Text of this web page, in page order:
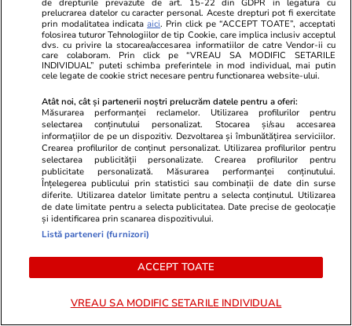
PARTENERI
Mediafax.ro
Tânăr de 21 de ani, electrocutat
după ce a pus mâna pe un stâlp
UPDATE Zi
judecat
de drepturile prevazute de art. 15-22 din GDPR in legatura cu
prelucrarea datelor cu caracter personal. Aceste drepturi pot fi exercitate
prin modalitatea indicataaici. Prin click pe “ACCEPT TOATE”, acceptati
folosirea tuturor Tehnologiilor de tip Cookie, care implica inclusiv acceptul
dvs. cu privire la stocarea/accesarea informatiilor de catre Vendor-ii cu
care colaboram. Prin click pe “VREAU SA MODIFIC SETARILE
INDIVIDUAL” puteti schimba preferintele in mod individual, mai putin
cele legate de cookie strict necesare pentru functionarea website-ului.
Atât noi, cât și partenerii noștri prelucrăm datele pentru a oferi:
Măsurarea performanței reclamelor. Utilizarea profilurilor pentru
selectarea conținutului personalizat. Stocarea și/sau accesarea
informațiilor de pe un dispozitiv. Dezvoltarea și îmbunătățirea serviciilor.
Crearea profilurilor de conținut personalizat. Utilizarea profilurilor pentru
selectarea publicității personalizate. Crearea profilurilor pentru
publicitate personalizată. Măsurarea performanței conținutului.
Înțelegerea publicului prin statistici sau combinații de date din surse
diferite. Utilizarea datelor limitate pentru a selecta conținutul. Utilizarea
de date limitate pentru a selecta publicitatea. Date precise de geolocație
și identificarea prin scanarea dispozitivului.
Listă parteneri (furnizori)
ACCEPT TOATE
VREAU SA MODIFIC SETARILE INDIVIDUAL